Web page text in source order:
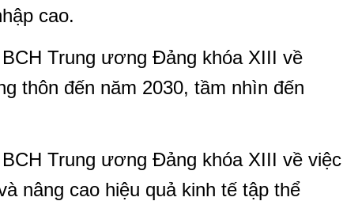
cao.
Trung ương Đảng khóa XIII về
thôn đến năm 2030, tầm nhìn đến
Trung ương Đảng khóa XIII về việc
nâng cao hiệu quả kinh tế tập thể